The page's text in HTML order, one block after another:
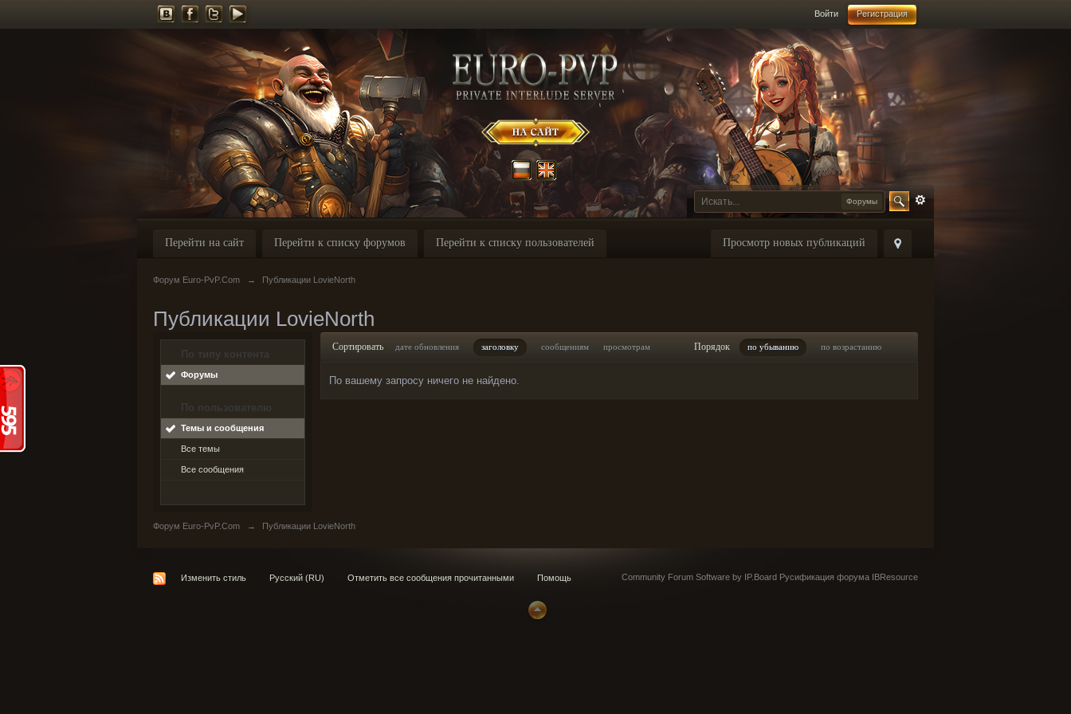
Войти Регистрация
Форумы
Просмотр новых публикаций
Перейти на сайт Перейти к списку форумов Перейти к списку пользователей
Форум Euro-PvP.Com → Публикации LovieNorth
Публикации LovieNorth
По типу контента
Форумы
По пользователю
Темы и сообщения
Все темы
Все сообщения
Сортировать дате обновления заголовку сообщениям просмотрам Порядок по убыванию по возрастанию
По вашему запросу ничего не найдено.
Форум Euro-PvP.Com → Публикации LovieNorth
Изменить стиль Русский (RU) Отметить все сообщения прочитанными Помощь Community Forum Software by IP.Board Русификация форума IBResource